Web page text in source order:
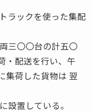
ラックを使った集配
三〇〇台の計五〇
・配送を行い、午
集荷した貨物は 翌
設置している。